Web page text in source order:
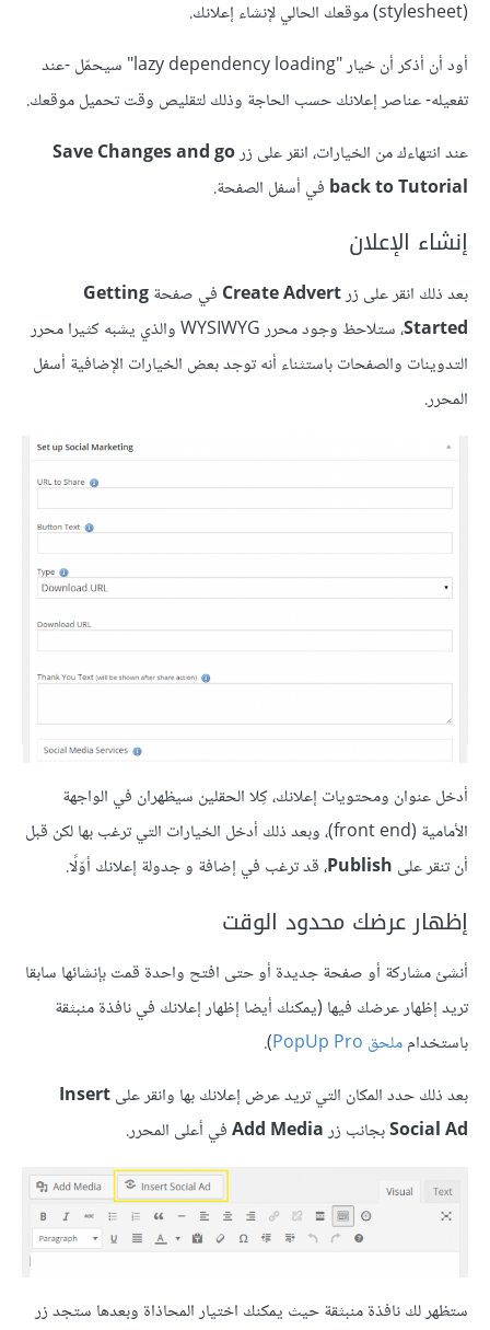
(stylesheet) موقعك الحالي لإنشاء إعلانك.
أود أن أذكر أن خيار "lazy dependency loading" سيحمّل -عند
تفعيله- عناصر إعلانك حسب الحاجة وذلك لتقليص وقت تحميل موقعك.
عند انتهاءك من الخيارات، انقر على زرSave Changes and go
back to Tutorial في أسفل الصفحة.
إنشاء الإعلان
بعد ذلك انقر على زرCreate Advert في صفحةGetting
Started
، ستلاحظ وجود محرر WYSIWYG والذي يشبه كثيرا محرر
التدوينات والصفحات باستثناء أنه توجد بعض الخيارات الإضافية أسفل
المحرر.
أدخل عنوان ومحتويات إعلانك، كِلا الحقلين سيظهران في الواجهة
الأمامية (front end)، وبعد ذلك أدخل الخيارات التي ترغب بها لكن قبل
أن تنقر على Publish، قد ترغب في إضافة و جدولة إعلانك أوّلًا.
إظهار عرضك محدود الوقت
أنشئ مشاركة أو صفحة جديدة أو حتى افتح واحدة قمت بإنشائها سابقا
تريد إظهار عرضك فيها (يمكنك أيضا إظهار إعلانك في نافذة منبثقة
باستخدامملحق PopUp Pro
).
بعد ذلك حدد المكان التي تريد عرض إعلانك بها وانقر علىInsert
Social Adبجانب زرAdd Mediaفي أعلى المحرر.
ستظهر لك نافذة منبثقة حيث يمكنك اختيار المحاذاة وبعدها ستجد زر